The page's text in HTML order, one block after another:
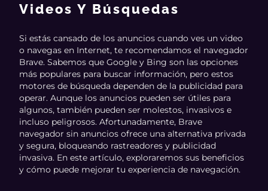
Videos Y Búsquedas
Si estás cansado de los anuncios cuando ves un video
o navegas en Internet, te recomendamos el navegador
Brave. Sabemos que Google y Bing son las opciones
más populares para buscar información, pero estos
motores de búsqueda dependen de la publicidad para
operar. Aunque los anuncios pueden ser útiles para
algunos, también pueden ser molestos, invasivos e
incluso peligrosos. Afortunadamente, Brave
navegador sin anuncios ofrece una alternativa privada
y segura, bloqueando rastreadores y publicidad
invasiva. En este artículo, exploraremos sus beneficios
y cómo puede mejorar tu experiencia de navegación.